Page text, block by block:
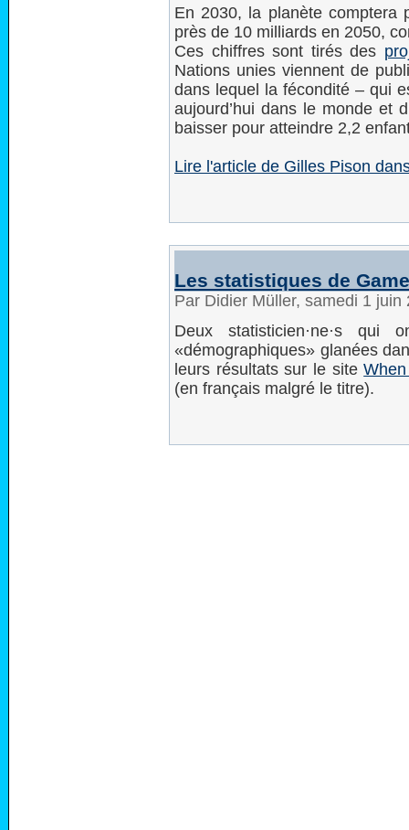
En 2030, la planète comptera
près de 10 milliards en 2050,
Ces chiffres sont tirés des
Nations unies viennent de
dans lequel la fécondité – qui
aujourd’hui dans le monde et
baisser pour atteindre 2,2
Lire l'article de Gilles Pison
Les statistiques de
Par Didier Müller, samedi 1
Deux statisticien·ne·s qui
«démographiques» glanées
leurs résultats sur le site
(en français malgré le titre).